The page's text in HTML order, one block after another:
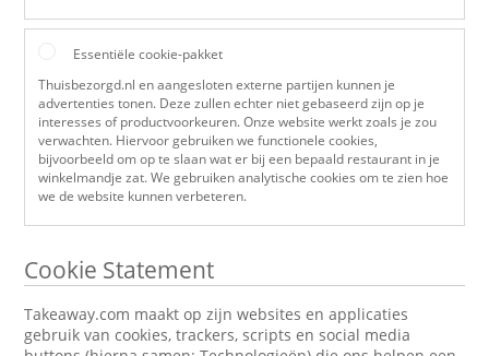
Essentiële cookie-pakket
Thuisbezorgd.nl en aangesloten externe partijen kunnen je
advertenties tonen. Deze zullen echter niet gebaseerd zijn op je
interesses of productvoorkeuren. Onze website werkt zoals je zou
verwachten. Hiervoor gebruiken we functionele cookies,
bijvoorbeeld om op te slaan wat er bij een bepaald restaurant in je
winkelmandje zat. We gebruiken analytische cookies om te zien hoe
we de website kunnen verbeteren.
Cookie Statement
Takeaway.com maakt op zijn websites en applicaties
gebruik van cookies, trackers, scripts en social media